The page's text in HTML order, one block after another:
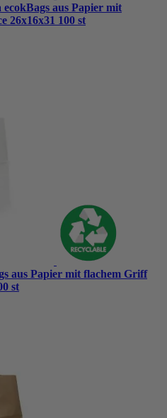
aus Papier mit
26x16x31 100 st
aus Papier mit flachem Griff
st